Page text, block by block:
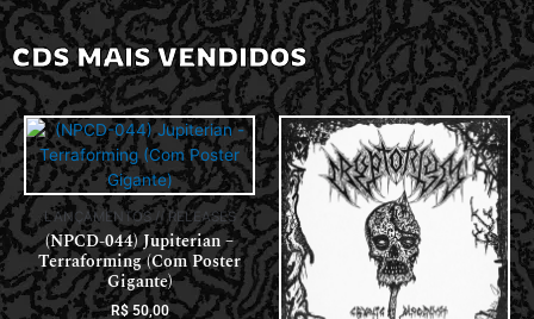
CDS MAIS VENDIDOS
LANÇAMENTOS // RELEASES
(NPCD-044) Jupiterian –
Terraforming (Com Poster
Gigante)
R$50,00